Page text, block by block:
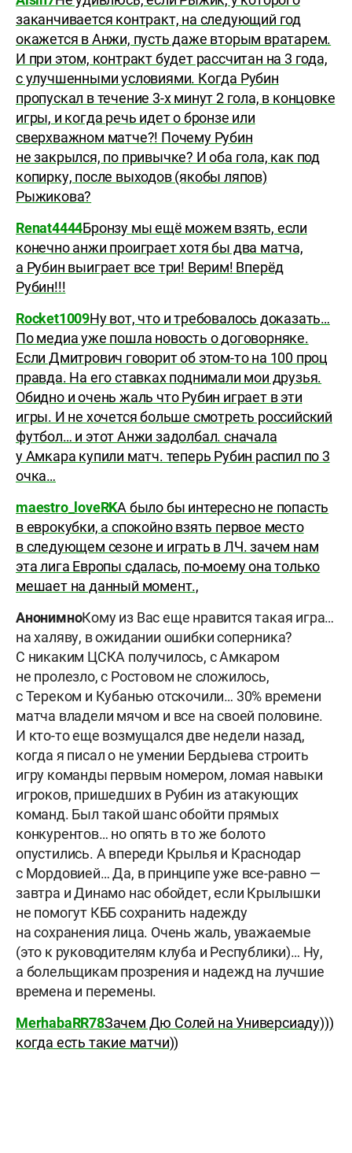
заканчивается контракт, на следующий год
окажется в Анжи, пусть даже вторым вратарем.
И при этом, контракт будет рассчитан на 3 года,
с улучшенными условиями. Когда Рубин
пропускал в течение 3-х минут 2 гола, в концовке
игры, и когда речь идет о бронзе или
сверхважном матче?! Почему Рубин
не закрылся, по привычке? И оба гола, как под
копирку, после выходов (якобы ляпов)
Рыжикова?
Renat4444Бронзу мы ещё можем взять, если
конечно анжи проиграет хотя бы два матча,
а Рубин выиграет все три! Верим! Вперёд
Рубин!!!
Rocket1009Ну вот, что и требовалось доказать…
По медиа уже пошла новость о договорняке.
Если Дмитрович говорит об этом-то на 100 проц
правда. На его ставках поднимали мои друзья.
Обидно и очень жаль что Рубин играет в эти
игры. И не хочется больше смотреть российский
футбол… и этот Анжи задолбал. сначала
у Амкара купили матч. теперь Рубин распил по 3
очка…
maestro_loveRKА было бы интересно не попасть
в еврокубки, а спокойно взять первое место
в следующем сезоне и играть в ЛЧ. зачем нам
эта лига Европы сдалась, по-моему она только
мешает на данный момент.,
АнонимноКому из Вас еще нравится такая игра…
на халяву, в ожидании ошибки соперника?
С никаким ЦСКА получилось, с Амкаром
не пролезло, с Ростовом не сложилось,
с Тереком и Кубанью отскочили… 30% времени
матча владели мячом и все на своей половине.
И кто-то еще возмущался две недели назад,
когда я писал о не умении Бердыева строить
игру команды первым номером, ломая навыки
игроков, пришедших в Рубин из атакующих
команд. Был такой шанс обойти прямых
конкурентов… но опять в то же болото
опустились. А впереди Крылья и Краснодар
с Мордовией… Да, в принципе уже все-равно —
завтра и Динамо нас обойдет, если Крылышки
не помогут КББ сохранить надежду
на сохранения лица. Очень жаль, уважаемые
(это к руководителям клуба и Республики)… Ну,
а болельщикам прозрения и надежд на лучшие
времена и перемены.
MerhabaRR78Зачем Дю Солей на Универсиаду)))
когда есть такие матчи))